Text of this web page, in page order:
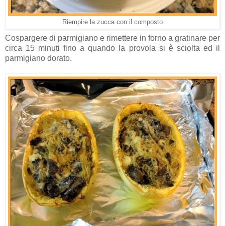
Riempire la zucca con il composto
Cospargere di parmigiano e rimettere in forno a gratinare per
circa 15 minuti fino a quando la provola si è sciolta ed il
parmigiano dorato.